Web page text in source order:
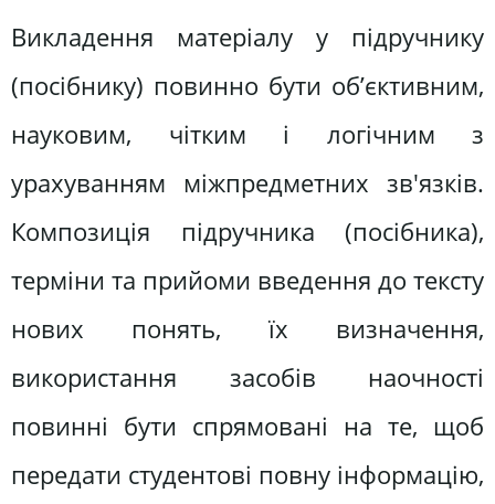
Викладення матеріалу у підручнику
(посібнику) повинно бути об’єктивним,
науковим, чітким і логічним з
урахуванням міжпредметних зв'язків.
Композиція підручника (посібника),
терміни та прийоми введення до тексту
нових понять, їх визначення,
використання засобів наочності
повинні бути спрямовані на те, щоб
передати студентові повну інформацію,